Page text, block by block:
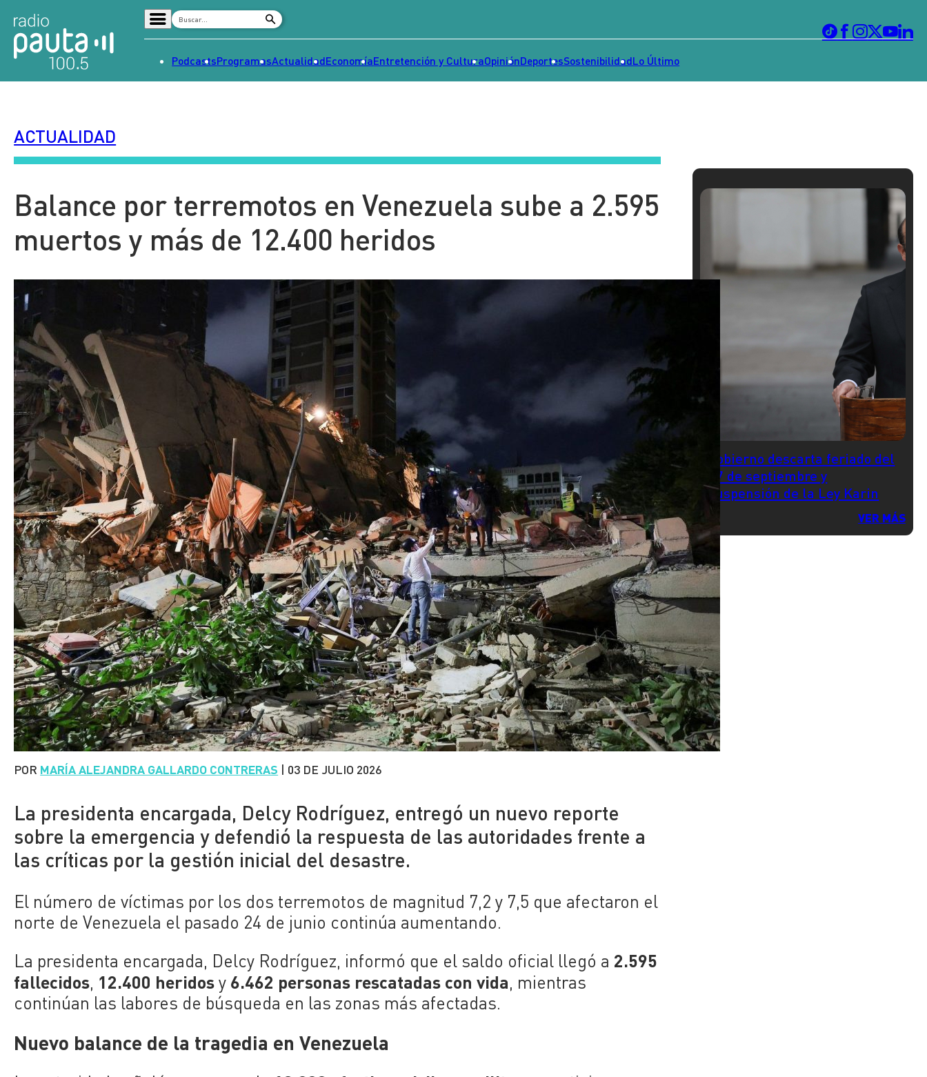
Señal 2
Contenido Patrocinado
PodcastsProgramasActualidadEconomíaEntretención y CulturaOpiniónDeportesSostenibilidadLo Último
ACTUALIDAD
Balance por terremotos en Venezuela sube a 2.595
muertos y más de 12.400 heridos
POR MARÍA ALEJANDRA GALLARDO CONTRERAS | 03 DE JULIO 2026
La presidenta encargada, Delcy Rodríguez, entregó un nuevo reporte
sobre la emergencia y defendió la respuesta de las autoridades frente a
las críticas por la gestión inicial del desastre.
El número de víctimas por los dos terremotos de magnitud 7,2 y 7,5 que afectaron el
norte de Venezuela el pasado 24 de junio continúa aumentando.
La presidenta encargada, Delcy Rodríguez, informó que el saldo oficial llegó a 2.595
fallecidos, 12.400 heridosy 6.462 personas rescatadas con vida, mientras
continúan las labores de búsqueda en las zonas más afectadas.
Nuevo balance de la tragedia en Venezuela
Gobierno descarta feriado del
17 de septiembre y
suspensión de la Ley Karin
VER MÁS